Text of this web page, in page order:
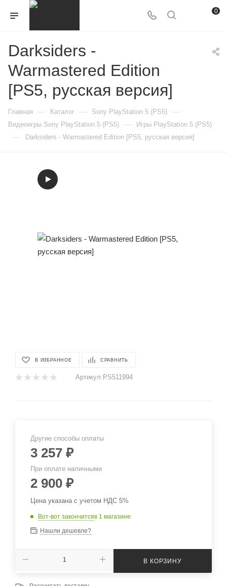
0
Darksiders -
Warmastered Edition
[PS5, русская версия]
Главная — Каталог — Sony PlayStation 5 (PS5) —
Видеоигры Sony PlayStation 5 (PS5) — Игры PlayStation 5 (PS5)
— Darksiders - Warmastered Edition [PS5, русская версия]
В ИЗБРАННОЕ СРАВНИТЬ
Артикул: PS511994
Другие способы оплаты
3 257 ₽
При оплате наличными
2 900 ₽
Цена указана с учетом НДС 5%
Вот-вот закончитсяв 1 магазине
Нашли дешевле?
В КОРЗИНУ